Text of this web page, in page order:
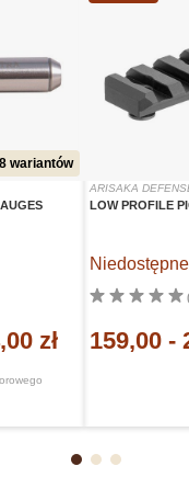
wariantów
zł
ARISAKA
LOW PROFILE
Niedostępne
159,00 -